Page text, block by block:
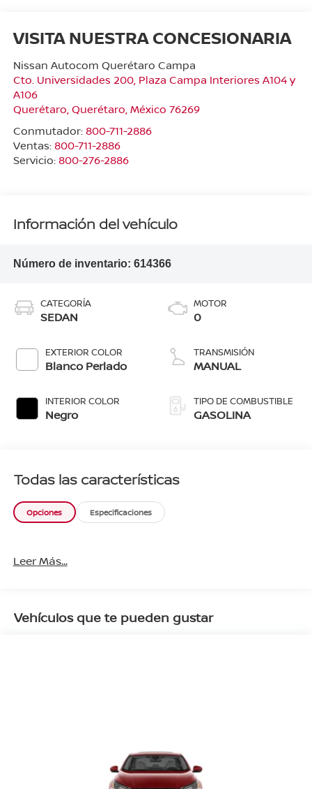
VISITA NUESTRA CONCESIONARIA
Nissan Autocom Querétaro Campa
Cto. Universidades 200, Plaza Campa Interiores A104 y
A106
Querétaro, Querétaro, México 76269
Conmutador: 800-711-2886
Ventas: 800-711-2886
Servicio: 800-276-2886
Información del vehículo
Número de inventario: 614366
CATEGORÍA
SEDAN
EXTERIOR COLOR
Blanco Perlado
INTERIOR COLOR
Negro
MOTOR
0
TRANSMISIÓN
MANUAL
TIPO DE COMBUSTIBLE
GASOLINA
Todas las características
Opciones Especificaciones
Leer Más...
Vehículos que te pueden gustar